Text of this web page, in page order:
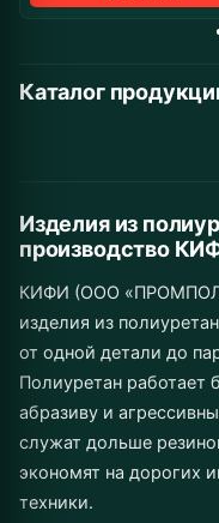
Каталог
Автомобильные
запчасти
Промышленное
Изделия из
производство
КИФИ (ООО
изделия из
от одной детали до
Полиуретан работает
абразиву и
служат дольше
экономят на дорогих
техники.